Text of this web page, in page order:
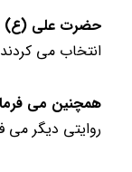
حضرت علی (ع)
انتخاب می
همچنین می
روایتی دیگر می